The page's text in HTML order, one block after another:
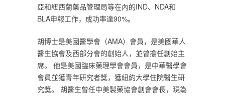
亞和紐西蘭藥品管理局等在內的IND、NDA和
BLA申報工作，成功率達90%。‎
‎胡博士是美國醫學會（AMA）會員，是美國華人
醫生協會及西部分會的創始人，並曾擔任創始主
席。 他是美國臨床藥理學會會員，是中華醫學會
會員並獲青年研究者獎，獲紐約大學住院醫生研
究獎。 胡醫生曾任中美製藥協會創會會長，現為